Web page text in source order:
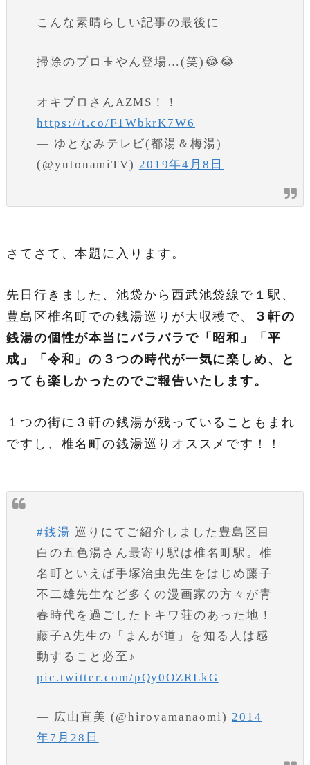
こんな素晴らしい記事の最後に
掃除のプロ玉やん登場…(笑)😂😂
オキブロさんAZMS！！
https://t.co/F1WbkrK7W6
— ゆとなみテレビ(都湯＆梅湯)
(@yutonamiTV) 2019年4月8日
さてさて、本題に入ります。
先日行きました、池袋から西武池袋線で１駅、
豊島区椎名町での銭湯巡りが大収穫で、
３軒の
銭湯の個性が本当にバラバラで「昭和」「平
成」「令和」の３つの時代が一気に楽しめ、と
っても楽しかったのでご報告いたします。
１つの街に３軒の銭湯が残っていることもまれ
ですし、椎名町の銭湯巡りオススメです！！
#銭湯 巡りにてご紹介しました豊島区目
白の五色湯さん最寄り駅は椎名町駅。椎
名町といえば手塚治虫先生をはじめ藤子
不二雄先生など多くの漫画家の方々が青
春時代を過ごしたトキワ荘のあった地！
藤子A先生の「まんが道」を知る人は感
動すること必至♪
pic.twitter.com/pQy0OZRLkG
— 広山直美 (@hiroyamanaomi) 2014
年7月28日